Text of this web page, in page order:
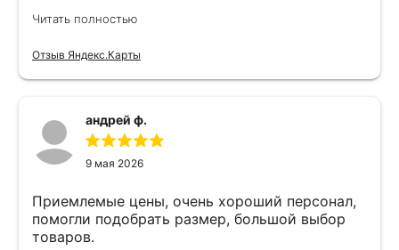
Читать полностью
Отзыв Яндекс.Карты
андрей ф.
9 мая 2026
Приемлемые цены, очень хороший персонал,
помогли подобрать размер, большой выбор
товаров.